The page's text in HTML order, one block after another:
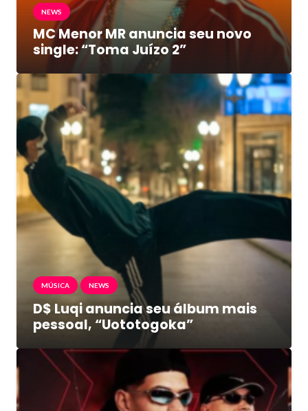
NEWS
MC Menor MR anuncia seu novo
single: “Toma Juízo 2”
MÚSICA NEWS
D$ Luqi anuncia seu álbum mais
pessoal, “Uototogoka”